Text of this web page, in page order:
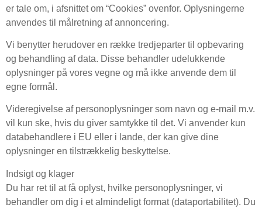
er tale om, i afsnittet om “Cookies” ovenfor. Oplysningerne
anvendes til målretning af annoncering.
Vi benytter herudover en række tredjeparter til opbevaring
og behandling af data. Disse behandler udelukkende
oplysninger på vores vegne og må ikke anvende dem til
egne formål.
Videregivelse af personoplysninger som navn og e-mail m.v.
vil kun ske, hvis du giver samtykke til det. Vi anvender kun
databehandlere i EU eller i lande, der kan give dine
oplysninger en tilstrækkelig beskyttelse.
Indsigt og klager
Du har ret til at få oplyst, hvilke personoplysninger, vi
behandler om dig i et almindeligt format (dataportabilitet). Du